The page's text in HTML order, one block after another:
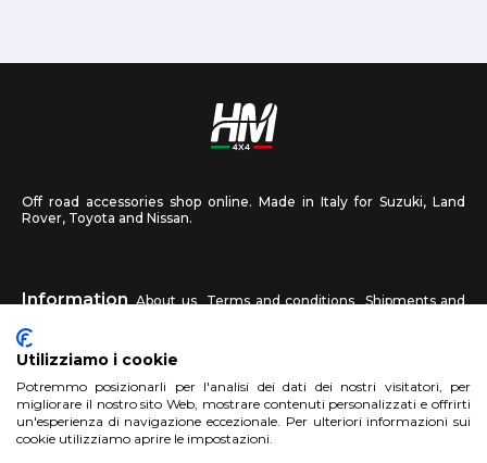
Off road accessories shop online. Made in Italy for Suzuki, Land
Rover, Toyota and Nissan.
Information About us Terms and conditions
Shipments and
returns
HM4X4 FAQ Affiliated workshop Send us a photo
Account Sign up
Utilizziamo i cookie
Potremmo posizionarli per l'analisi dei dati dei nostri visitatori, per
migliorare il nostro sito Web, mostrare contenuti personalizzati e offrirti
un'esperienza di navigazione eccezionale. Per ulteriori informazioni sui
cookie utilizziamo aprire le impostazioni.